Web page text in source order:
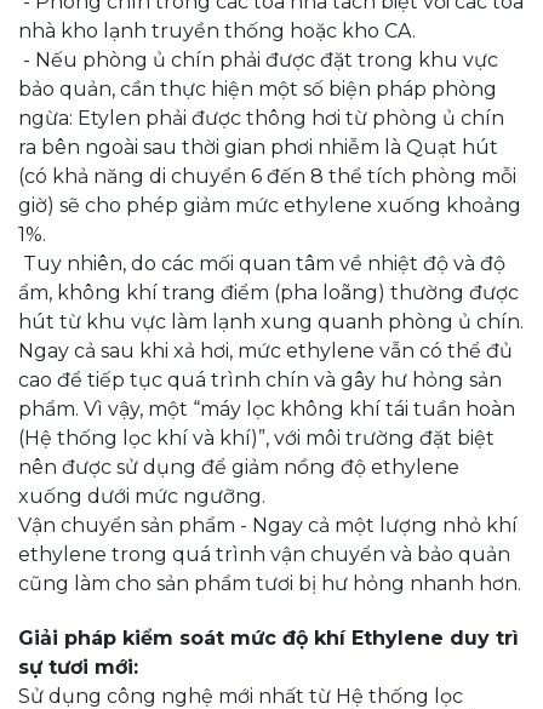
nhà kho lạnh truyền thống hoặc kho CA.
- Nếu phòng ủ chín phải được đặt trong khu vực
bảo quản, cần thực hiện một số biện pháp phòng
ngừa: Etylen phải được thông hơi từ phòng ủ chín
ra bên ngoài sau thời gian phơi nhiễm là Quạt hút
(có khả năng di chuyển 6 đến 8 thể tích phòng mỗi
giờ) sẽ cho phép giảm mức ethylene xuống khoảng
1%.
Tuy nhiên, do các mối quan tâm về nhiệt độ và độ
ẩm, không khí trang điểm (pha loãng) thường được
hút từ khu vực làm lạnh xung quanh phòng ủ chín.
Ngay cả sau khi xả hơi, mức ethylene vẫn có thể đủ
cao để tiếp tục quá trình chín và gây hư hỏng sản
phẩm. Vì vậy, một “máy lọc không khí tái tuần hoàn
(Hệ thống lọc khí và khí)”, với môi trường đặt biệt
nên được sử dụng để giảm nồng độ ethylene
xuống dưới mức ngưỡng.
Vận chuyển sản phẩm - Ngay cả một lượng nhỏ khí
ethylene trong quá trình vận chuyển và bảo quản
cũng làm cho sản phẩm tươi bị hư hỏng nhanh hơn.
Giải pháp kiểm soát mức độ khí Ethylene duy trì
sự tươi mới:
Sử dụng công nghệ mới nhất từ Hệ thống lọc